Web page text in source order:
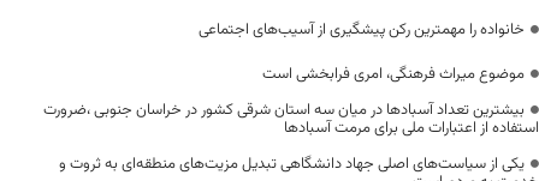
خانواده را مهمترین رکن پیشگیری از آسیب‌های اجتماعی
موضوع میراث فرهنگی، امری فرابخشی است
بیشترین تعداد آسبادها در میان سه استان شرقی کشور در خراسان جنوبی ،ضرورت
استفاده از اعتبارات ملی برای مرمت آسبادها
یکی از سیاست‌های اصلی جهاد دانشگاهی تبدیل مزیت‌های منطقه‌ای به ثروت و